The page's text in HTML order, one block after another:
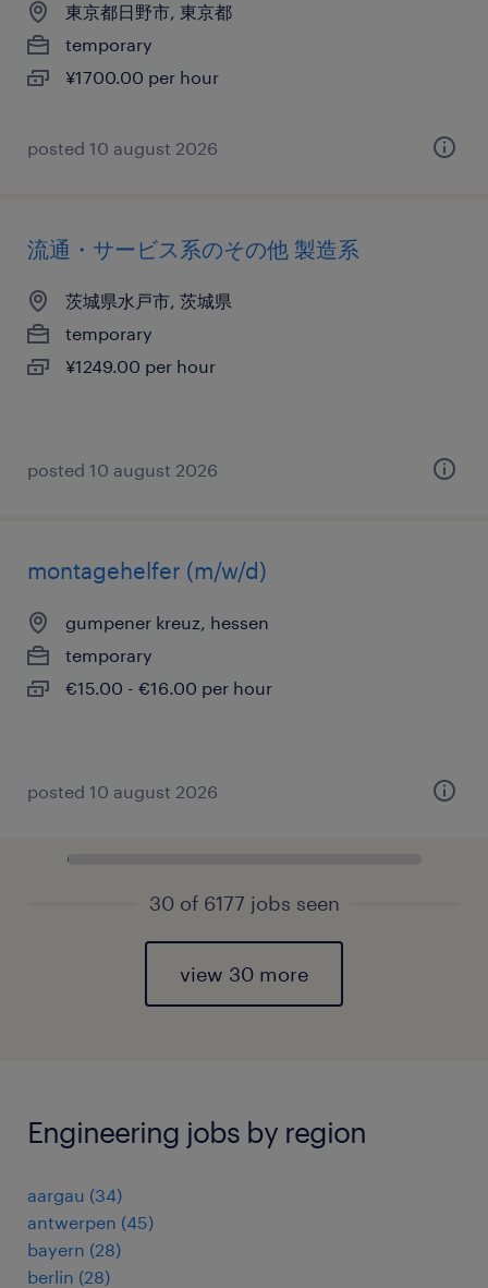
東京都日野市, 東京都
temporary
¥1700.00 per hour
posted 10 august 2026
流通・サービス系のその他 製造系
茨城県水戸市, 茨城県
temporary
¥1249.00 per hour
posted 10 august 2026
montagehelfer (m/w/d)
gumpener kreuz, hessen
temporary
€15.00 - €16.00 per hour
posted 10 august 2026
30 of 6177 jobs seen
view 30 more
Engineering jobs by region
aargau (34)
antwerpen (45)
bayern (28)
berlin (28)